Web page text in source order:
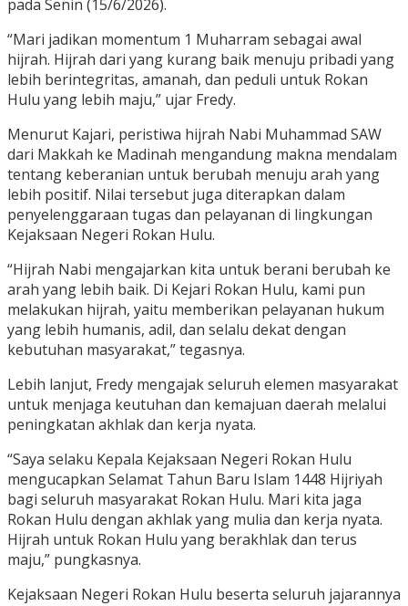
pada Senin (15/6/2026).
“Mari jadikan momentum 1 Muharram sebagai awal
hijrah. Hijrah dari yang kurang baik menuju pribadi yang
lebih berintegritas, amanah, dan peduli untuk Rokan
Hulu yang lebih maju,” ujar Fredy.
Menurut Kajari, peristiwa hijrah Nabi Muhammad SAW
dari Makkah ke Madinah mengandung makna mendalam
tentang keberanian untuk berubah menuju arah yang
lebih positif. Nilai tersebut juga diterapkan dalam
penyelenggaraan tugas dan pelayanan di lingkungan
Kejaksaan Negeri Rokan Hulu.
“Hijrah Nabi mengajarkan kita untuk berani berubah ke
arah yang lebih baik. Di Kejari Rokan Hulu, kami pun
melakukan hijrah, yaitu memberikan pelayanan hukum
yang lebih humanis, adil, dan selalu dekat dengan
kebutuhan masyarakat,” tegasnya.
Lebih lanjut, Fredy mengajak seluruh elemen masyarakat
untuk menjaga keutuhan dan kemajuan daerah melalui
peningkatan akhlak dan kerja nyata.
“Saya selaku Kepala Kejaksaan Negeri Rokan Hulu
mengucapkan Selamat Tahun Baru Islam 1448 Hijriyah
bagi seluruh masyarakat Rokan Hulu. Mari kita jaga
Rokan Hulu dengan akhlak yang mulia dan kerja nyata.
Hijrah untuk Rokan Hulu yang berakhlak dan terus
maju,” pungkasnya.
Kejaksaan Negeri Rokan Hulu beserta seluruh jajarannya